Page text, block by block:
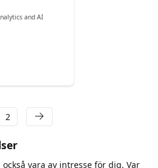
and AI
2
vara av intresse för dig. Var